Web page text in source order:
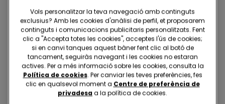
9 Colors
Calces Brasileres Sense
Vora Camal Alt de
Microfibra Reciclada
5,99 €
9 Colors
Calces Brasileres Sense
Vora Camal Alt de
Microfibra Reciclada
5,99 €
Vols personalitzar la teva navegació amb continguts
exclusius? Amb les cookies d'anàlisi de perfil, et proposarem
continguts i comunicacions publicitaris personalitzats. Fent
clic a "Accepta totes les cookies", acceptes l'ús de cookies;
si en canvi tanques aquest bàner fent clic al botó de
tancament, seguiràs navegant i les cookies no estaran
actives. Per a més informació sobre les cookies, consulta la
Política de cookies. Per canviar les teves preferències, fes
clic en qualsevol moment a Centre de preferència de
privadesa a la política de cookies.